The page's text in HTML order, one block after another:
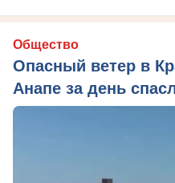
Общество
Опасный ветер в
Анапе за день